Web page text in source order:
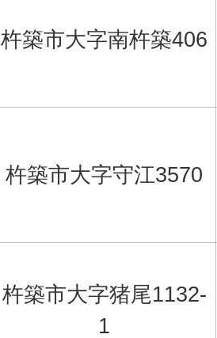
杵築市大字南杵築406
杵築市大字守江3570
杵築市大字猪尾1132-
1